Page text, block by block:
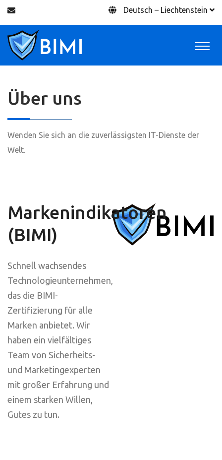
Deutsch – Liechtenstein
Über uns
Wenden Sie sich an die zuverlässigsten IT-Dienste der
Welt.
Markenindikatoren
(BIMI)
Schnell wachsendes
Technologieunternehmen,
das die BIMI-
Zertifizierung für alle
Marken anbietet. Wir
haben ein vielfältiges
Team von Sicherheits-
und Marketingexperten
mit großer Erfahrung und
einem starken Willen,
Gutes zu tun.